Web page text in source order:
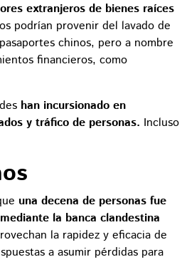
extranjeros de bienes raíces
podrían provenir del lavado de
chinos, pero a nombre
financieros, como
han incursionado en
y tráfico de personas. Incluso
una decena de personas fue
la banca clandestina
la rapidez y eficacia de
a asumir pérdidas para